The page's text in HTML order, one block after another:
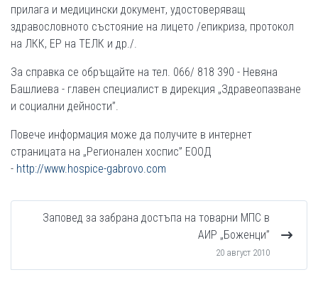
прилага и медицински документ, удостоверяващ
здравословното състояние на лицето /епикриза, протокол
на ЛКК, ЕР на ТЕЛК и др./.
За справка се обръщайте на тел. 066/ 818 390 - Невяна
Башлиева - главен специалист в дирекция „Здравеопазване
и социални дейности”.
Повече информация може да получите в интернет
страницата на „Регионален хоспис” ЕООД
- http://www.hospice-gabrovo.com
Заповед за забрана достъпа на товарни МПС в
АИР „Боженци”
20 август 2010